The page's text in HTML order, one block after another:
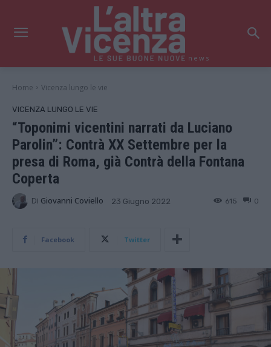
news
Home Vicenza lungo le vie
VICENZA LUNGO LE VIE
“Toponimi vicentini narrati da Luciano
Parolin”: Contrà XX Settembre per la
presa di Roma, già Contrà della Fontana
Coperta
Di Giovanni Coviello 23 Giugno 2022 0
615
Facebook Twitter